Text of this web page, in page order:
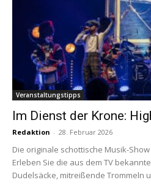
Veranstaltungstipps
Im Dienst der Krone:
Redaktion - 28. Februar 2026
Die originale schottische Musik-
Erleben Sie die aus dem TV
Dudelsäcke, mitreißende Trommeln